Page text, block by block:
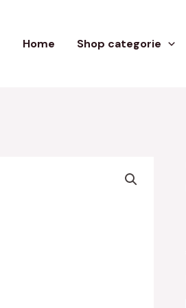
Home Shop categorie